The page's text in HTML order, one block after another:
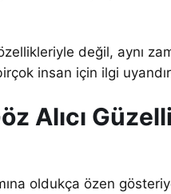
değil, aynı
insan için ilgi
Alıcı
oldukça özen